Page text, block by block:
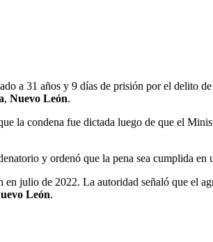
a 31 años y 9 días de prisión por el delito de
, Nuevo León.
la condena fue dictada luego de que el
y ordenó que la pena sea cumplida
julio de 2022. La autoridad señaló que el
León.